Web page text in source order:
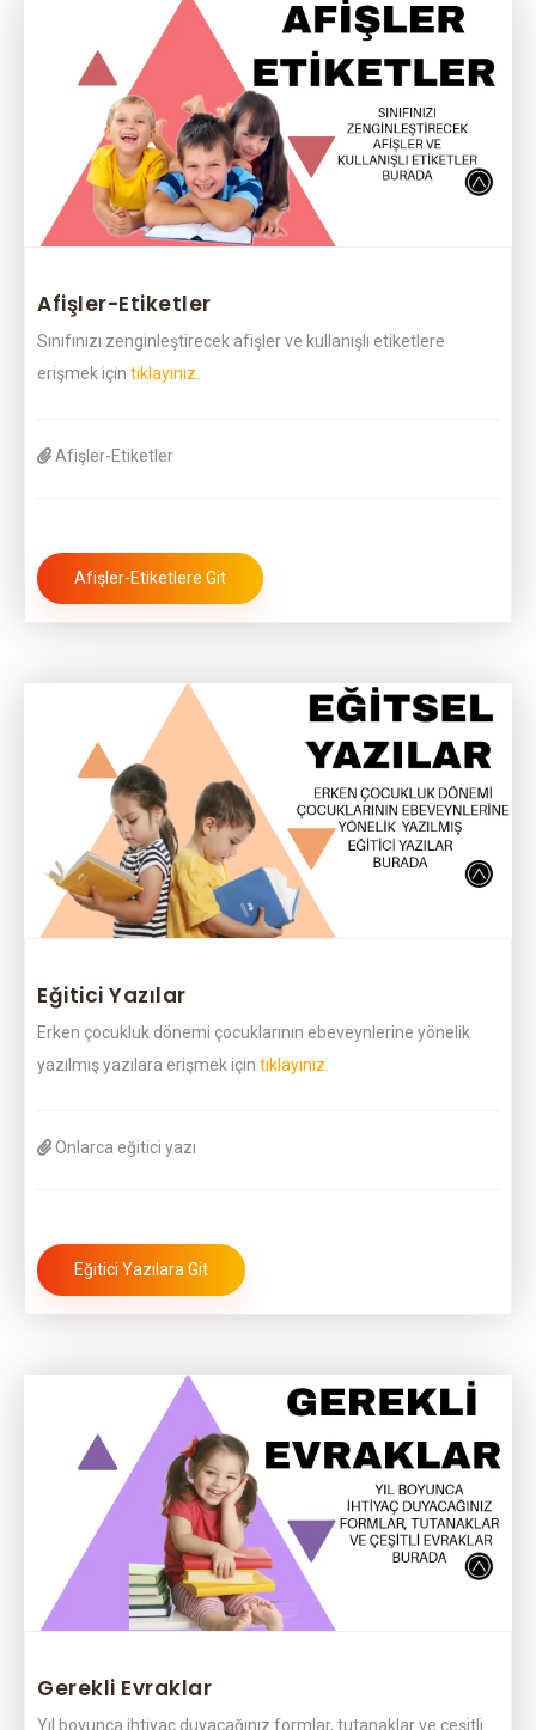
Afişler-Etiketler
Sınıfınızı zenginleştirecek afişler ve kullanışlı etiketlere
erişmek için tıklayınız.
Afişler-Etiketler
Afişler-Etiketlere Git
Eğitici Yazılar
Erken çocukluk dönemi çocuklarının ebeveynlerine yönelik
yazılmış yazılara erişmek için tıklayınız.
Onlarca eğitici yazı
Eğitici Yazılara Git
Gerekli Evraklar
Yıl boyunca ihtiyaç duyacağınız formlar, tutanaklar ve çeşitli